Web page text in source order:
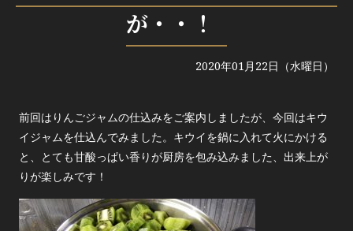
が・・！
2020年01月22日（水曜日）
前回はりんごジャムの仕込みをご案内しましたが、今回はキウ
イジャムを仕込んでみました。キウイを鍋に入れて火にかける
と、とても甘酸っぱい香りが厨房を包み込みました、出来上が
りが楽しみです！